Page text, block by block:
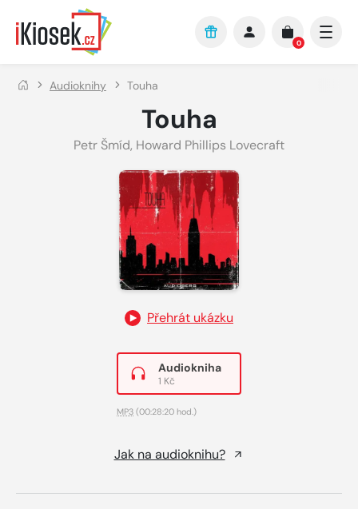
Přejít na hlavní obsah
0
Audioknihy Touha
Touha
Petr Šmíd, Howard Phillips Lovecraft
Přehrát ukázku
Audiokniha
1 Kč
MP3 (00:28:20 hod.)
Jak na audioknihu?